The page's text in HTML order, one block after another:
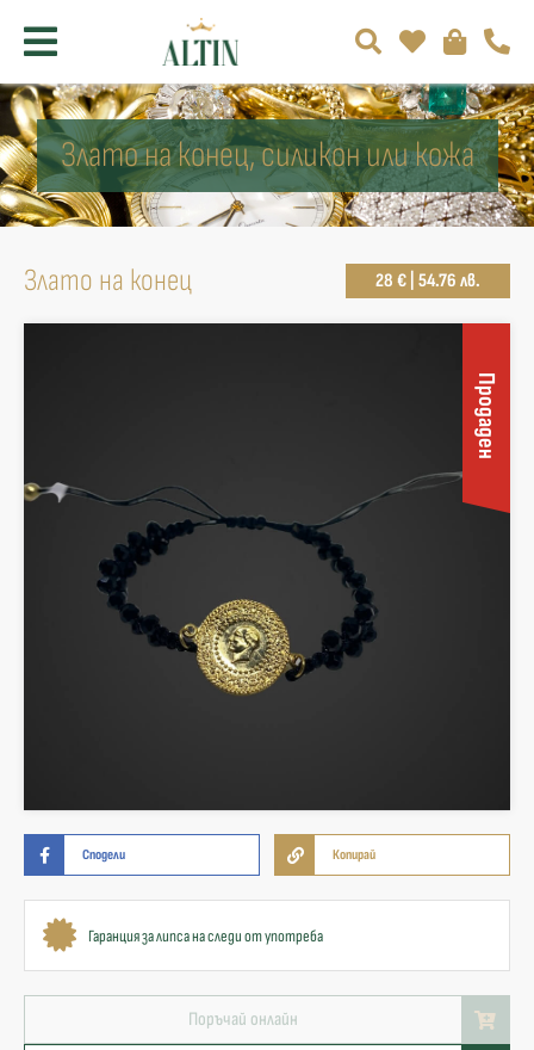
Злато на конец, силикон или кожа
Злато на конец 28 € | 54.76 лв.
Продаден
Сподели Копирай
Гаранция за липса на следи от употреба
Поръчай онлайн